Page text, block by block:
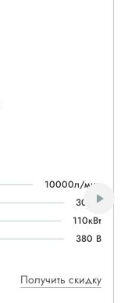
10000л/мин
30атм
110кВт
380 В
Получить скидку